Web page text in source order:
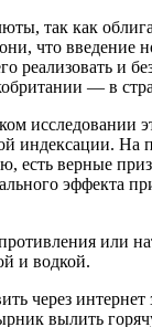
так как
что
реализовать
— в
На
верные
эффекта
и водкой.
через
вылить